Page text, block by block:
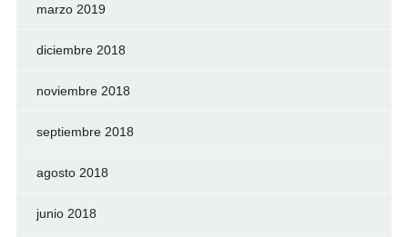
marzo 2019
diciembre 2018
noviembre 2018
septiembre 2018
agosto 2018
junio 2018